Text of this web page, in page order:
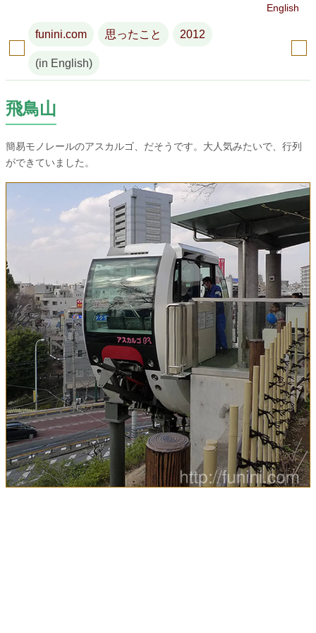
English
funini.com 思ったこと 2012
(in English)
飛鳥山
簡易モノレールのアスカルゴ、だそうです。大人気みたいで、行列
ができていました。